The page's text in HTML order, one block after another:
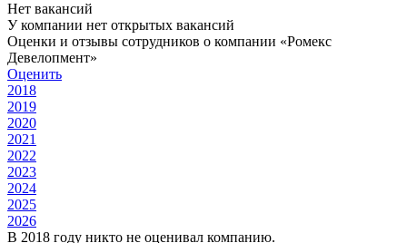
Нет вакансий
У компании нет открытых вакансий
Оценки и отзывы сотрудников о компании «Ромекс
Девелопмент»
Оценить
2018
2019
2020
2021
2022
2023
2024
2025
2026
В 2018 году никто не оценивал компанию.